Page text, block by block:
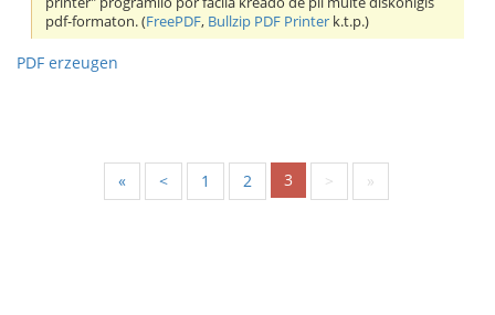
pdf-formaton. (FreePDF, Bullzip PDF Printer k.t.p.)
PDF erzeugen
« < 1 2 3 > »